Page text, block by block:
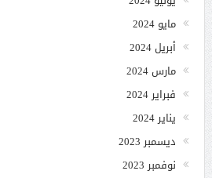
مايو 2024
أبريل 2024
مارس 2024
فبراير 2024
يناير 2024
ديسمبر 2023
نوفمبر 2023